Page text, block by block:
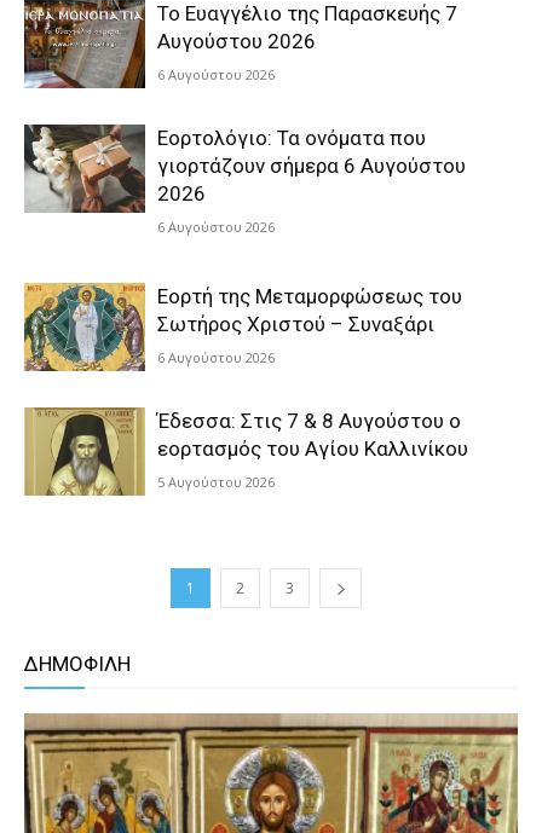
Το Ευαγγέλιο της Παρασκευής 7
Αυγούστου 2026
6 Αυγούστου 2026
Εορτολόγιο: Τα ονόματα που
γιορτάζουν σήμερα 6 Αυγούστου
2026
6 Αυγούστου 2026
Εορτή της Μεταμορφώσεως του
Σωτήρος Χριστού – Συναξάρι
6 Αυγούστου 2026
Έδεσσα: Στις 7 & 8 Αυγούστου ο
εορτασμός του Αγίου Καλλινίκου
5 Αυγούστου 2026
1 2 3
ΔΗΜΟΦΙΛΗ